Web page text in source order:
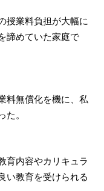
授業料負担が大幅に
諦めていた家庭で
料無償化を機に、私
た。
育内容やカリキュラ
い教育を受けられる